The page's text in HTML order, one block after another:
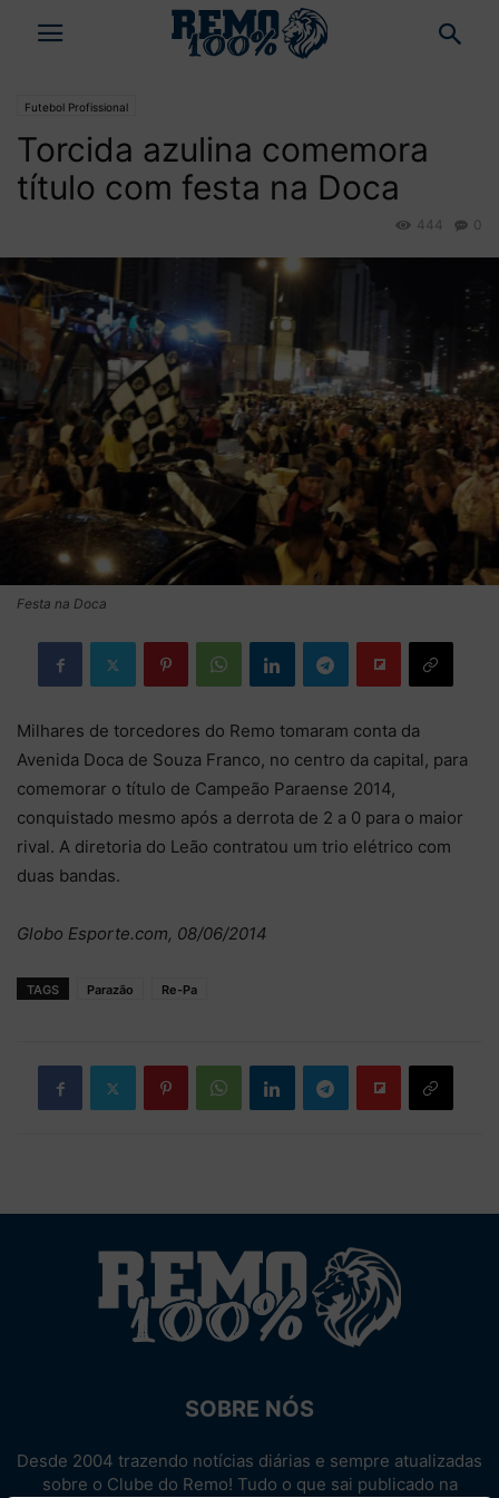
Futebol Profissional
Torcida azulina comemora
título com festa na Doca
0
444
Festa na Doca
Milhares de torcedores do Remo tomaram conta da
Avenida Doca de Souza Franco, no centro da capital, para
comemorar o título de Campeão Paraense 2014,
conquistado mesmo após a derrota de 2 a 0 para o maior
rival. A diretoria do Leão contratou um trio elétrico com
duas bandas.
Globo Esporte.com, 08/06/2014
TAGS Parazão Re-Pa
SOBRE NÓS
Desde 2004 trazendo notícias diárias e sempre atualizadas
sobre o Clube do Remo! Tudo o que sai publicado na